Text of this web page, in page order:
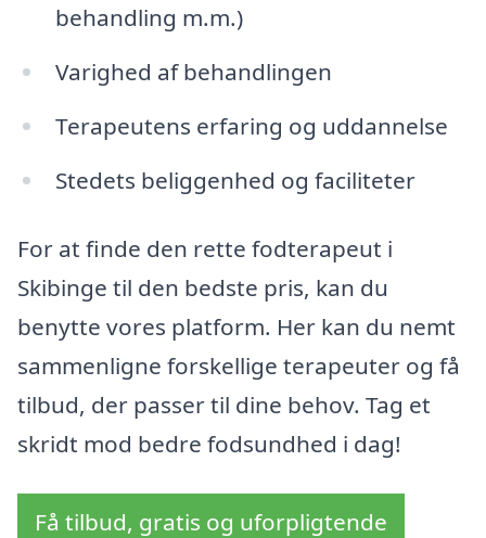
behandling m.m.)
Varighed af behandlingen
Terapeutens erfaring og uddannelse
Stedets beliggenhed og faciliteter
For at finde den rette fodterapeut i
Skibinge til den bedste pris, kan du
benytte vores platform. Her kan du nemt
sammenligne forskellige terapeuter og få
tilbud, der passer til dine behov. Tag et
skridt mod bedre fodsundhed i dag!
Få tilbud, gratis og uforpligtende